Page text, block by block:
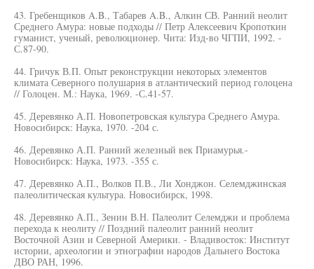
43. Гребенщиков A.B., Табарев A.B., Алкин СВ. Ранний неолит
Среднего Амура: новые подходы // Петр Алексеевич Кропоткин
гуманист, ученый, революционер. Чита: Изд-во ЧГПИ, 1992. -
С.87-90.
44. Гричук В.П. Опыт реконструкции некоторых элементов
климата Северного полушария в атлантический период голоцена
// Голоцен. М.: Наука, 1969. -С.41-57.
45. Деревянко А.П. Новопетровская культура Среднего Амура.
Новосибирск: Наука, 1970. -204 с.
46. Деревянко А.П. Ранний железный век Приамурья.-
Новосибирск: Наука, 1973. -355 с.
47. Деревянко А.П., Волков П.В., Ли Хонджон. Селемджинская
палеолитическая культура. Новосибирск, 1998.
48. Деревянко А.П., Зенин В.Н. Палеолит Селемджи и проблема
перехода к неолиту // Поздний палеолит ранний неолит
Восточной Азии и Северной Америки. - Владивосток: Институт
истории, археологии и этнографии народов Дальнего Востока
ДВО РАН, 1996.